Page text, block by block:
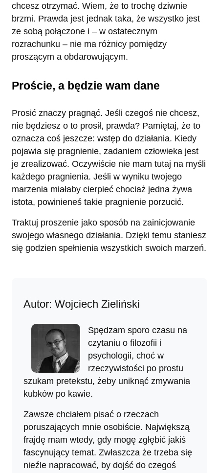
chcesz otrzymać. Wiem, że to trochę dziwnie
brzmi. Prawda jest jednak taka, że wszystko jest
ze sobą połączone i – w ostatecznym
rozrachunku – nie ma różnicy pomiędzy
proszącym a obdarowującym.
Proście, a będzie wam dane
Prosić znaczy pragnąć. Jeśli czegoś nie chcesz,
nie będziesz o to prosił, prawda? Pamiętaj, że to
oznacza coś jeszcze: wstęp do działania. Kiedy
pojawia się pragnienie, zadaniem człowieka jest
je zrealizować. Oczywiście nie mam tutaj na myśli
każdego pragnienia. Jeśli w wyniku twojego
marzenia miałaby cierpieć chociaż jedna żywa
istota, powinieneś takie pragnienie porzucić.
Traktuj proszenie jako sposób na zainicjowanie
swojego własnego działania. Dzięki temu staniesz
się godzien spełnienia wszystkich swoich marzeń.
Autor: Wojciech Zieliński
Spędzam sporo czasu na
czytaniu o filozofii i
psychologii, choć w
rzeczywistości po prostu
szukam pretekstu, żeby uniknąć zmywania
kubków po kawie.
Zawsze chciałem pisać o rzeczach
poruszających mnie osobiście. Największą
frajdę mam wtedy, gdy mogę zgłębić jakiś
fascynujący temat. Zwłaszcza że trzeba się
nieźle napracować, by dojść do czegoś